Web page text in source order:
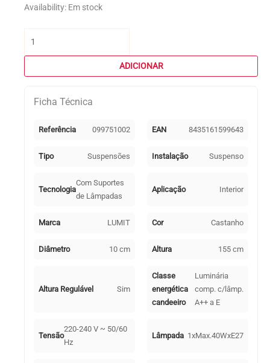
Availability: Em stock
SOGA
Alt.Reg.xD.10cm
Castanho
ADICIONAR
Ficha Técnica
Referência 099751002 EAN 8435161599643
Tipo Suspensões Instalação Suspenso
Tecnologia
Com Suportes
de Lâmpadas
Aplicação Interior
Marca LUMIT Cor Castanho
Diâmetro 10 cm Altura 155 cm
Altura Regulável Sim
Classe
energética
candeeiro
Luminária
comp. c/lâmp.
A++ a E
Tensão
220-240 V ~ 50/60
Hz
Lâmpada 1xMax.40WxE27